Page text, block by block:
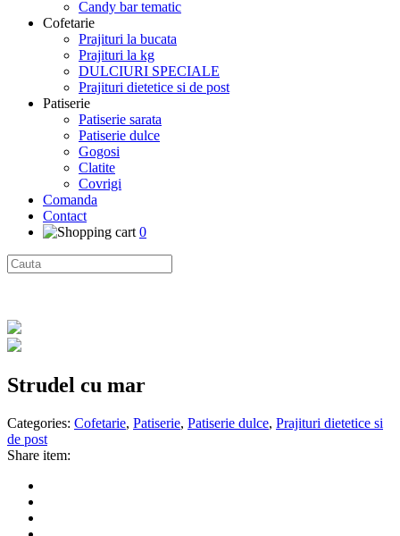
Candy bar tematic
Cofetarie
Prajituri la bucata
Prajituri la kg
DULCIURI SPECIALE
Prajituri dietetice si de post
Patiserie
Patiserie sarata
Patiserie dulce
Gogosi
Clatite
Covrigi
Comanda
Contact
0
Strudel cu mar
Categories: Cofetarie, Patiserie, Patiserie dulce, Prajituri dietetice si
de post
Share item: